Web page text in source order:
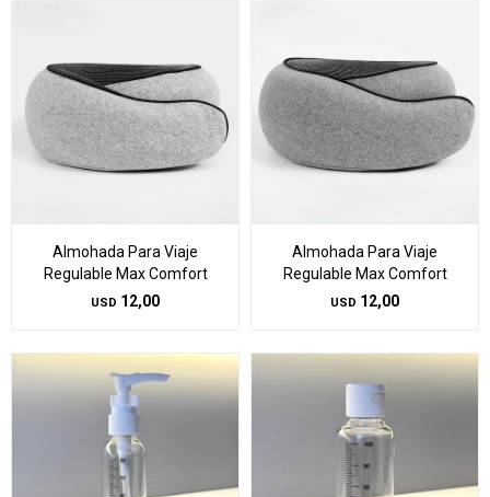
Almohada Para Viaje
Regulable Max Comfort
USD 12,00
Almohada Para Viaje
Regulable Max Comfort
USD 12,00